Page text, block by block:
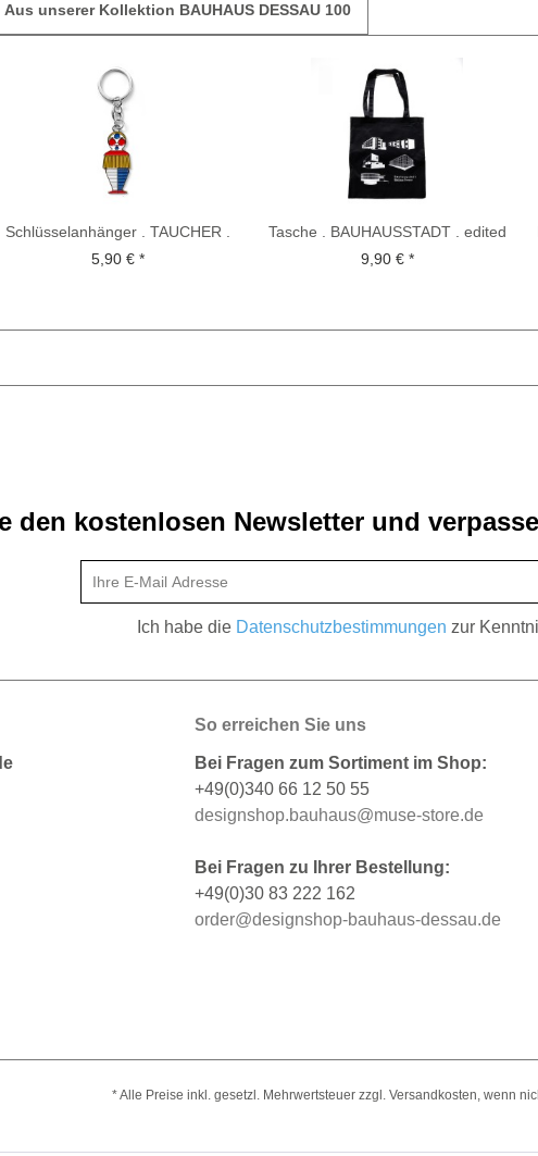
Aus unserer Kollektion BAUHAUS DESSAU 100
Schlüsselanhänger . TAUCHER .
OSKAR SCHLEMMER
5,90 € *
Tasche . BAUHAUSSTADT . edited
by muse
9,90 € *
den kostenlosen Newsletter und
Ich habe die Datenschutzbestimmungen zur
So erreichen Sie uns
Bei Fragen zum Sortiment im Shop:
+49(0)340 66 12 50 55
designshop.bauhaus@muse-store.de
Bei Fragen zu Ihrer Bestellung:
+49(0)30 83 222 162
order@designshop-bauhaus-dessau.de
* Alle Preise inkl. gesetzl. Mehrwertsteuer zzgl. Versandkosten, wenn